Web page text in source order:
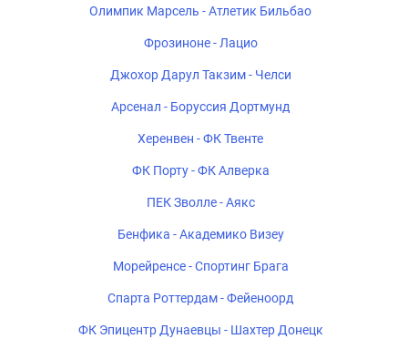
Олимпик Марсель - Атлетик Бильбао
Фрозиноне - Лацио
Джохор Дарул Такзим - Челси
Арсенал - Боруссия Дортмунд
Херенвен - ФК Твенте
ФК Порту - ФК Алверка
ПЕК Зволле - Аякс
Бенфика - Академико Визеу
Морейренсе - Спортинг Брага
Спарта Роттердам - Фейеноорд
ФК Эпицентр Дунаевцы - Шахтер Донецк